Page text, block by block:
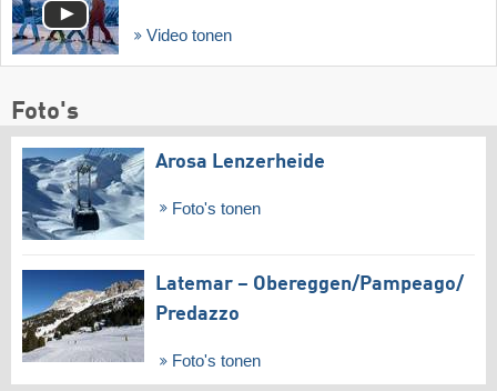
Video tonen
Foto's
Arosa Lenzerheide
Foto's tonen
Latemar – Obereggen/​Pampeago/​
Predazzo
Foto's tonen